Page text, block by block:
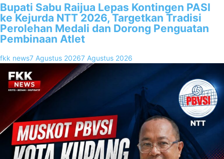
Bupati Sabu Raijua Lepas Kontingen PASI
ke Kejurda NTT 2026, Targetkan Tradisi
Perolehan Medali dan Dorong Penguatan
Pembinaan Atlet
fkk news7 Agustus 20267 Agustus 2026